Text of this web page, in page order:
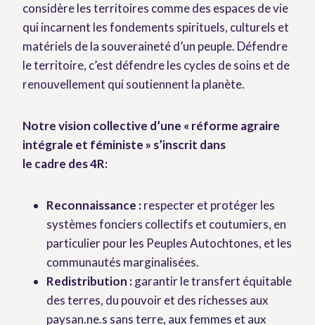
considère les territoires comme des espaces de vie
qui incarnent les fondements spirituels, culturels et
matériels de la souveraineté d’un peuple. Défendre
le territoire, c’est défendre les cycles de soins et de
renouvellement qui soutiennent la planète.
Notre vision collective d’une « réforme agraire
intégrale et féministe » s’inscrit dans
le cadre des 4R:
Reconnaissance :respecter et protéger les
systèmes fonciers collectifs et coutumiers, en
particulier pour les Peuples Autochtones, et les
communautés marginalisées.
Redistribution :garantir le transfert équitable
des terres, du pouvoir et des richesses aux
paysan.ne.s sans terre, aux femmes et aux